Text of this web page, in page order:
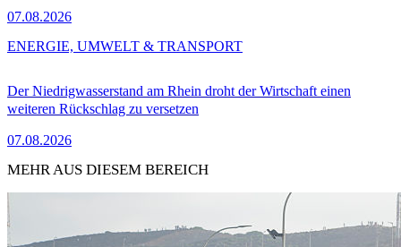
07.08.2026
Der Niedrigwasserstand am Rhein droht der Wirtschaft einen
weiteren Rückschlag zu versetzen
07.08.2026
ENERGIE, UMWELT & TRANSPORT
MEHR AUS DIESEM BEREICH